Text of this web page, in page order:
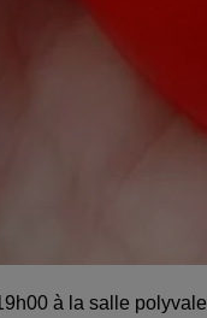
à la salle